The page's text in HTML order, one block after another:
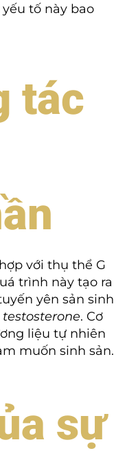
tố này bao
tác
với thụ thể G
trình này tạo ra
yên sản sinh
testosterone. Cơ
liệu tự nhiên
muốn sinh sản.
sự